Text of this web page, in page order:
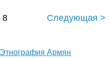
8 Следующая >
Этнография Армян